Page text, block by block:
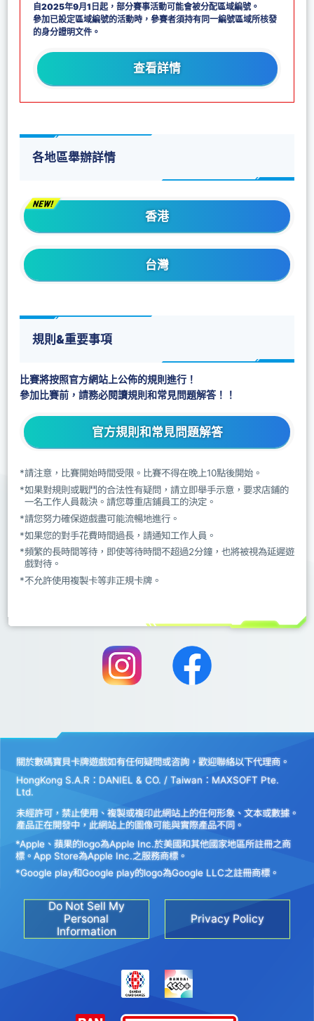
自2025年9月1日起，部分賽事活動可能會被分配區域編號。
參加已設定區域編號的活動時，參賽者須持有同一編號區域所核發
的身分證明文件。
查看詳情
各地區舉辦詳情
香港
台灣
規則&重要事項
比賽將按照官方網站上公佈的規則進行！
參加比賽前，請務必閱讀規則和常見問題解答！！
官方規則和常見問題解答
*請注意，比賽開始時間受限。比賽不得在晚上10點後開始。
*如果對規則或戰鬥的合法性有疑問，請立即舉手示意，要求店鋪的
一名工作人員裁決。請您尊重店鋪員工的決定。
*請您努力確保遊戲盡可能流暢地進行。
*如果您的對手花費時間過長，請通知工作人員。
*頻繁的長時間等待，即使等待時間不超過2分鐘，也將被視為延遲遊
戲對待。
*不允許使用複製卡等非正規卡牌。
關於數碼寶貝卡牌遊戲如有任何疑問或咨詢，歡迎聯絡以下代理商。
HongKong S.A.R：DANIEL & CO. / Taiwan：MAXSOFT Pte.
Ltd.
未經許可，禁止使用、複製或複印此網站上的任何形象、文本或數據。
產品正在開發中，此網站上的圖像可能與實際產品不同。
*Apple、蘋果的logo為Apple Inc.於美國和其他國家地區所註冊之商
標。App Store為Apple Inc.之服務商標。
*Google play和Google play的logo為Google LLC之註冊商標。
Do Not Sell My
Personal
Information
Privacy Policy